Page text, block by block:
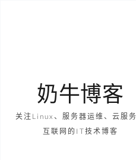
奶牛博客
关注Linux、服务器运维、云服
互联网的IT技术博客